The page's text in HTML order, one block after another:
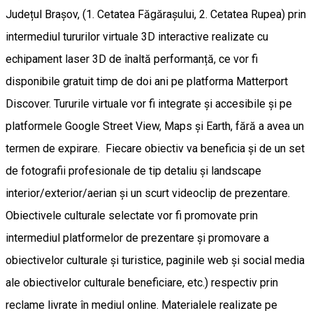
Județul Brașov, (1. Cetatea Făgărașului, 2. Cetatea Rupea) prin
intermediul tururilor virtuale 3D interactive realizate cu
echipament laser 3D de înaltă performanță, ce vor fi
disponibile gratuit timp de doi ani pe platforma Matterport
Discover. Tururile virtuale vor fi integrate și accesibile și pe
platformele Google Street View, Maps și Earth, fără a avea un
termen de expirare. Fiecare obiectiv va beneficia și de un set
de fotografii profesionale de tip detaliu și landscape
interior/exterior/aerian și un scurt videoclip de prezentare.
Obiectivele culturale selectate vor fi promovate prin
intermediul platformelor de prezentare și promovare a
obiectivelor culturale și turistice, paginile web și social media
ale obiectivelor culturale beneficiare, etc.) respectiv prin
reclame livrate în mediul online. Materialele realizate pe